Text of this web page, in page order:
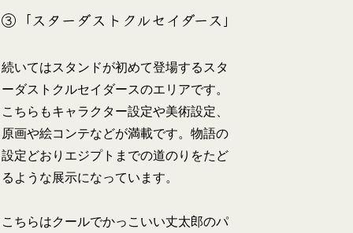
③「スターダストクルセイダース」
続いてはスタンドが初めて登場するスタ
ーダストクルセイダースのエリアです。
こちらもキャラクター設定や美術設定、
原画や絵コンテなどが満載です。物語の
設定どおりエジプトまでの道のりをたど
るような展示になっています。
こちらはクールでかっこいい丈太郎のパ